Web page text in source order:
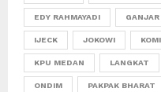
EDY RAHMAYADI
IJECK JOKOWI
KPU MEDAN LANGKAT
ONDIM PAKPAK BHARAT